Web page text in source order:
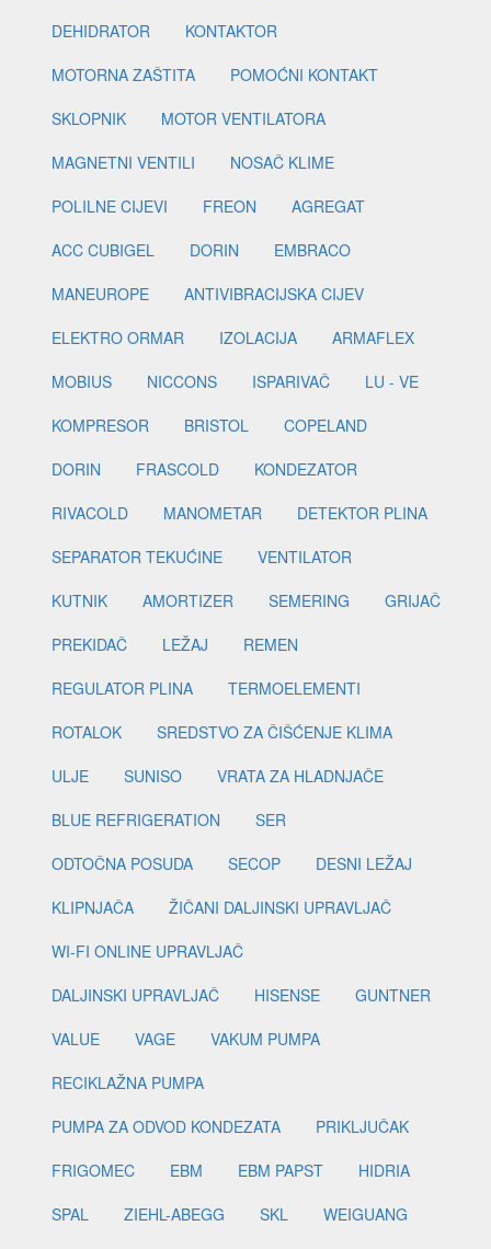
DEHIDRATOR
KONTAKTOR
MOTORNA ZAŠTITA
POMOĆNI KONTAKT
SKLOPNIK
MOTOR VENTILATORA
MAGNETNI VENTILI
NOSAČ KLIME
POLILNE CIJEVI
FREON
AGREGAT
ACC CUBIGEL
DORIN
EMBRACO
MANEUROPE
ANTIVIBRACIJSKA CIJEV
ELEKTRO ORMAR
IZOLACIJA
ARMAFLEX
MOBIUS
NICCONS ISPARIVAČ
LU - VE
KOMPRESOR
BRISTOL
COPELAND
DORIN
FRASCOLD
KONDEZATOR
RIVACOLD
MANOMETAR
DETEKTOR PLINA
SEPARATOR TEKUĆINE
VENTILATOR
KUTNIK
AMORTIZER SEMERING
GRIJAČ
PREKIDAČ
LEŽAJ
REMEN
REGULATOR PLINA
TERMOELEMENTI
ROTALOK
SREDSTVO ZA ČIŠĆENJE KLIMA
ULJE
SUNISO
VRATA ZA HLADNJAČE
BLUE REFRIGERATION
SER
ODTOČNA POSUDA
SECOP
DESNI LEŽAJ
KLIPNJAČA
ŽIČANI DALJINSKI UPRAVLJAČ
WI-FI ONLINE UPRAVLJAČ
DALJINSKI UPRAVLJAČ
HISENSE
GUNTNER
VALUE
VAGE
VAKUM PUMPA
RECIKLAŽNA PUMPA
PUMPA ZA ODVOD KONDEZATA
PRIKLJUČAK
FRIGOMEC
EBM EBM PAPST
HIDRIA
SPAL
ZIEHL-ABEGG SKL
WEIGUANG